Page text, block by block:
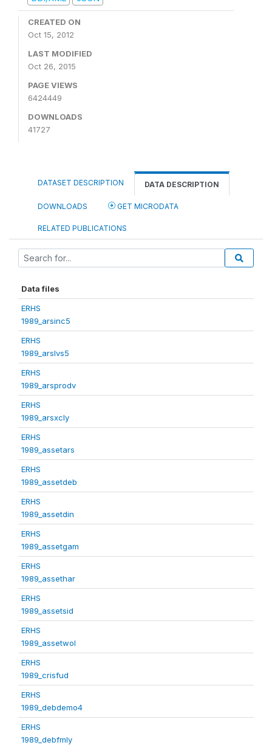
CREATED ON
Oct 15, 2012
LAST MODIFIED
Oct 26, 2015
PAGE VIEWS
6424449
DOWNLOADS
41727
DATASET DESCRIPTION DATA DESCRIPTION
DOWNLOADS GET MICRODATA
RELATED PUBLICATIONS
Data files
ERHS
1989_arsinc5
ERHS
1989_arslvs5
ERHS
1989_arsprodv
ERHS
1989_arsxcly
ERHS
1989_assetars
ERHS
1989_assetdeb
ERHS
1989_assetdin
ERHS
1989_assetgam
ERHS
1989_assethar
ERHS
1989_assetsid
ERHS
1989_assetwol
ERHS
1989_crisfud
ERHS
1989_debdemo4
ERHS
1989_debfmly